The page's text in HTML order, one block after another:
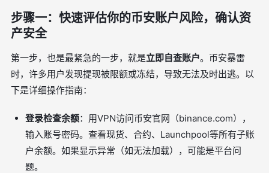
步骤一：快速评估你的币安账户风险，确认资
产安全
第一步，也是最紧急的一步，就是立即自查账户。币安暴雷
时，许多用户发现提现被限额或冻结，导致无法及时出逃。以
下是详细操作指南：
登录检查余额：用VPN访问币安官网（binance.com），
输入账号密码。查看现货、合约、Launchpool等所有子账
户余额。如果显示异常（如无法加载），可能是平台问
题。